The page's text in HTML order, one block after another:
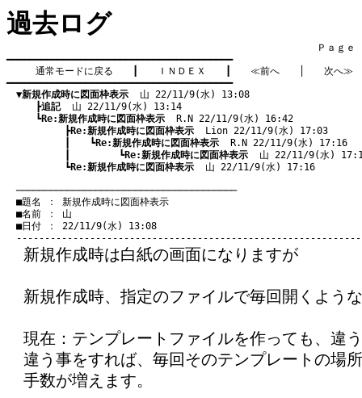
過去ログ
Ｐａｇｅ
━━━━━━━━━━━━━━━━━━━━━━━━━━━━━━━━━━━━━━━━
通常モードに戻る
ＩＮＤＥＸ ≪前へ
次へ≫
━━━━━━━━━━━━━━━━━━━━━━━━━━━━━━━━━━━━━━━━
▼新規作成時に図面枠表示
  山 22/11/9(水) 13:08
┣追記
  山 22/11/9(水) 13:14
┗Re:新規作成時に図面枠表示
  R.N 22/11/9(水) 16:42
┣Re:新規作成時に図面枠表示
  Lion 22/11/9(水) 17:03
┃　　┗Re:新規作成時に図面枠表示
  R.N 22/11/9(水) 17:16
┃　　　　　┗Re:新規作成時に図面枠表示
山 22/11/9(水)
┗Re:新規作成時に図面枠表示
  山 22/11/9(水) 17:16
───────────────────────────────────────
■題名 ： 新規作成時に図面枠表示
■名前 ： 山
■日付 ： 22/11/9(水) 13:08
新規作成時は白紙の画面になりますが
新規作成時、指定のファイルで毎回開くよう
現在：テンプレートファイルを作っても、違
違う事をすれば、毎回そのテンプレートの場
手数が増えます。